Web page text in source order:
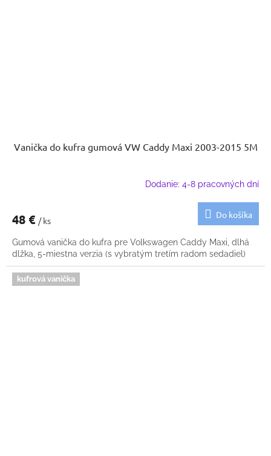
Vanička do kufra gumová VW Caddy Maxi 2003-2015 5M
Dodanie: 4-8 pracovných dní
48 € / ks
Do košíka
Gumová vanička do kufra pre Volkswagen Caddy Maxi, dlhá
dlžka, 5-miestna verzia (s vybratým tretím radom sedadiel)
kufrová vanička